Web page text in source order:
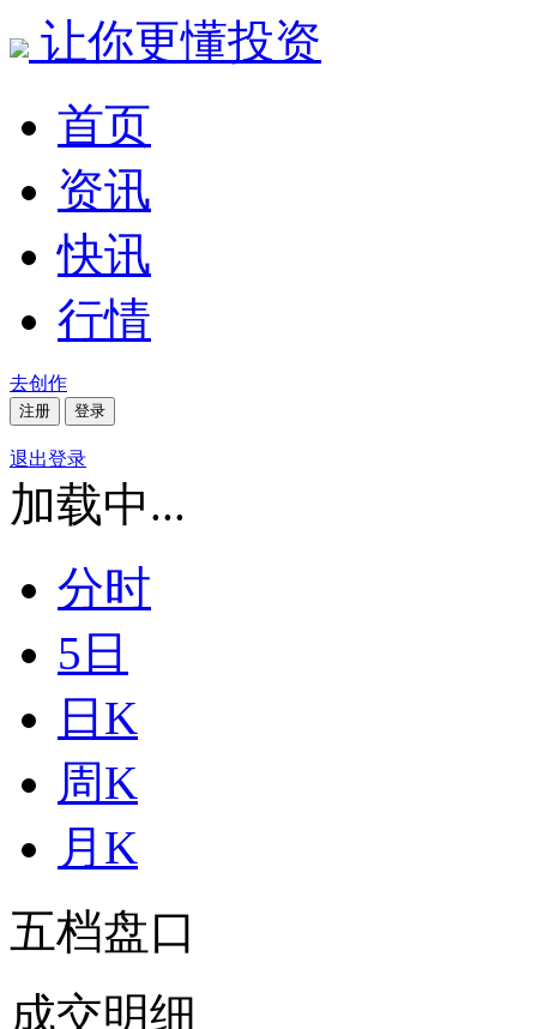
让你更懂投资
首页
资讯
快讯
行情
去创作
注册 登录
退出登录
加载中...
分时
5日
日K
周K
月K
五档盘口
成交明细